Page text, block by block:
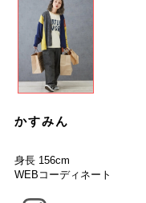
かすみん
身長 156cm
WEBコーディネート